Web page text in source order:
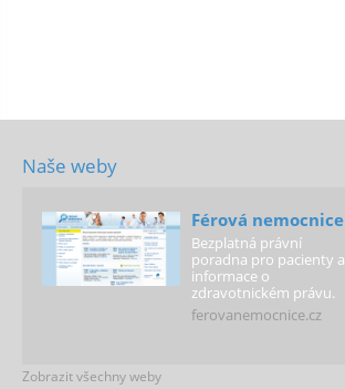
Naše weby
Férová nemocnice
Bezplatná právní
poradna pro pacienty a
informace o
zdravotnickém právu.
ferovanemocnice.cz
Zobrazit všechny weby